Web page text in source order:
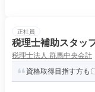
正社員
税理士補助スタッ
税理士法人 群馬中央会計
資格取得目指す方も